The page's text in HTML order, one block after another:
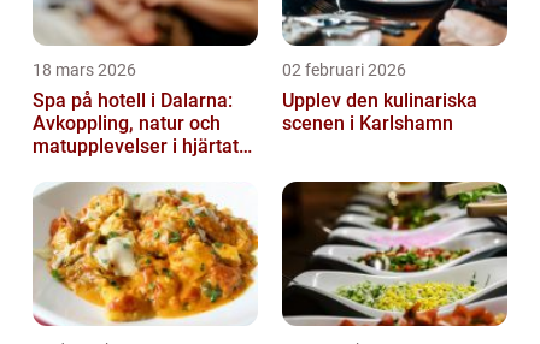
18 mars 2026
Spa på hotell i Dalarna:
Avkoppling, natur och
matupplevelser i hjärtat
02 februari 2026
Upplev den kulinariska
scenen i Karlshamn